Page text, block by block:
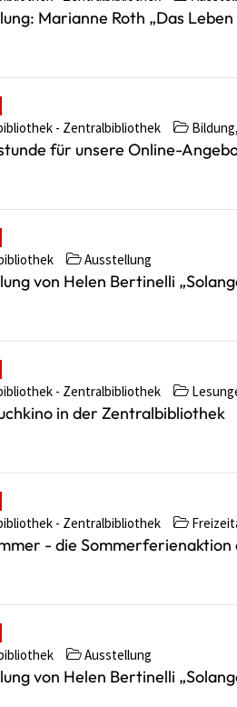
Marianne Roth „Das Leben
- Zentralbibliothek
für unsere Online-
Ausstellung
von Helen Bertinelli
- Zentralbibliothek
in der Zentralbibliothek
- Zentralbibliothek
- die
Ausstellung
von Helen Bertinelli